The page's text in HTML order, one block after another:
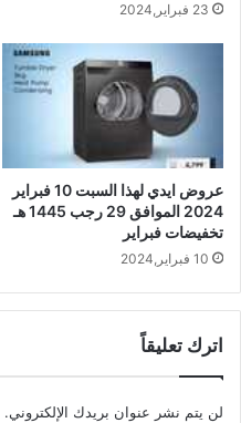
23 فبراير,2024
عروض ايدي لهذا السبت 10 فبراير
2024 الموافق 29 رجب 1445 هـ
تخفيضات فبراير
10 فبراير,2024
اترك تعليقاً
لن يتم نشر عنوان بريدك الإلكتروني.